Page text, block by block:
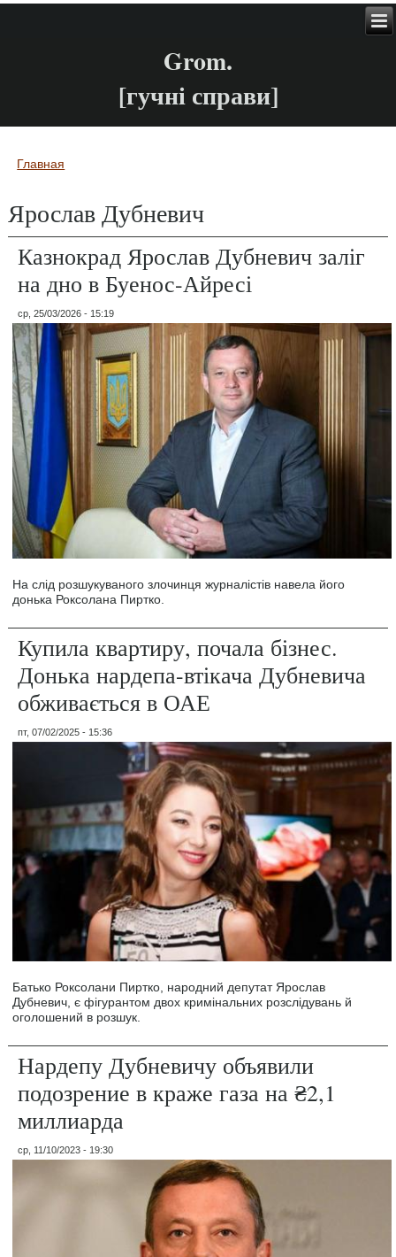
Grom.
[гучні справи]
Вы здесь
Главная
Ярослав Дубневич
Казнокрад Ярослав Дубневич заліг
на дно в Буенос-Айресі
ср, 25/03/2026 - 15:19
На слід розшукуваного злочинця журналістів навела його
донька Роксолана Пиртко.
Купила квартиру, почала бізнес.
Донька нардепа-втікача Дубневича
обживається в ОАЕ
пт, 07/02/2025 - 15:36
Батько Роксолани Пиртко, народний депутат Ярослав
Дубневич, є фігурантом двох кримінальних розслідувань й
оголошений в розшук.
Нардепу Дубневичу объявили
подозрение в краже газа на ₴2,1
миллиарда
ср, 11/10/2023 - 19:30